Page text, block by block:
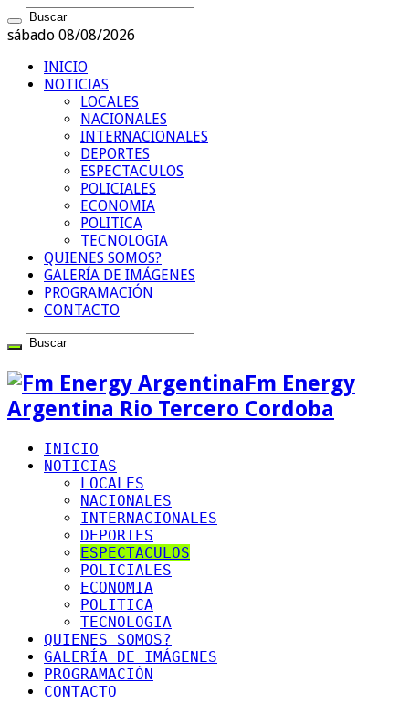
sábado 08/08/2026
INICIO
NOTICIAS
LOCALES
NACIONALES
INTERNACIONALES
DEPORTES
ESPECTACULOS
POLICIALES
ECONOMIA
POLITICA
TECNOLOGIA
QUIENES SOMOS?
GALERÍA DE IMÁGENES
PROGRAMACIÓN
CONTACTO
Fm Energy
Argentina Rio Tercero Cordoba
INICIO
NOTICIAS
LOCALES
NACIONALES
INTERNACIONALES
DEPORTES
ESPECTACULOS
POLICIALES
ECONOMIA
POLITICA
TECNOLOGIA
QUIENES SOMOS?
GALERÍA DE IMÁGENES
PROGRAMACIÓN
CONTACTO